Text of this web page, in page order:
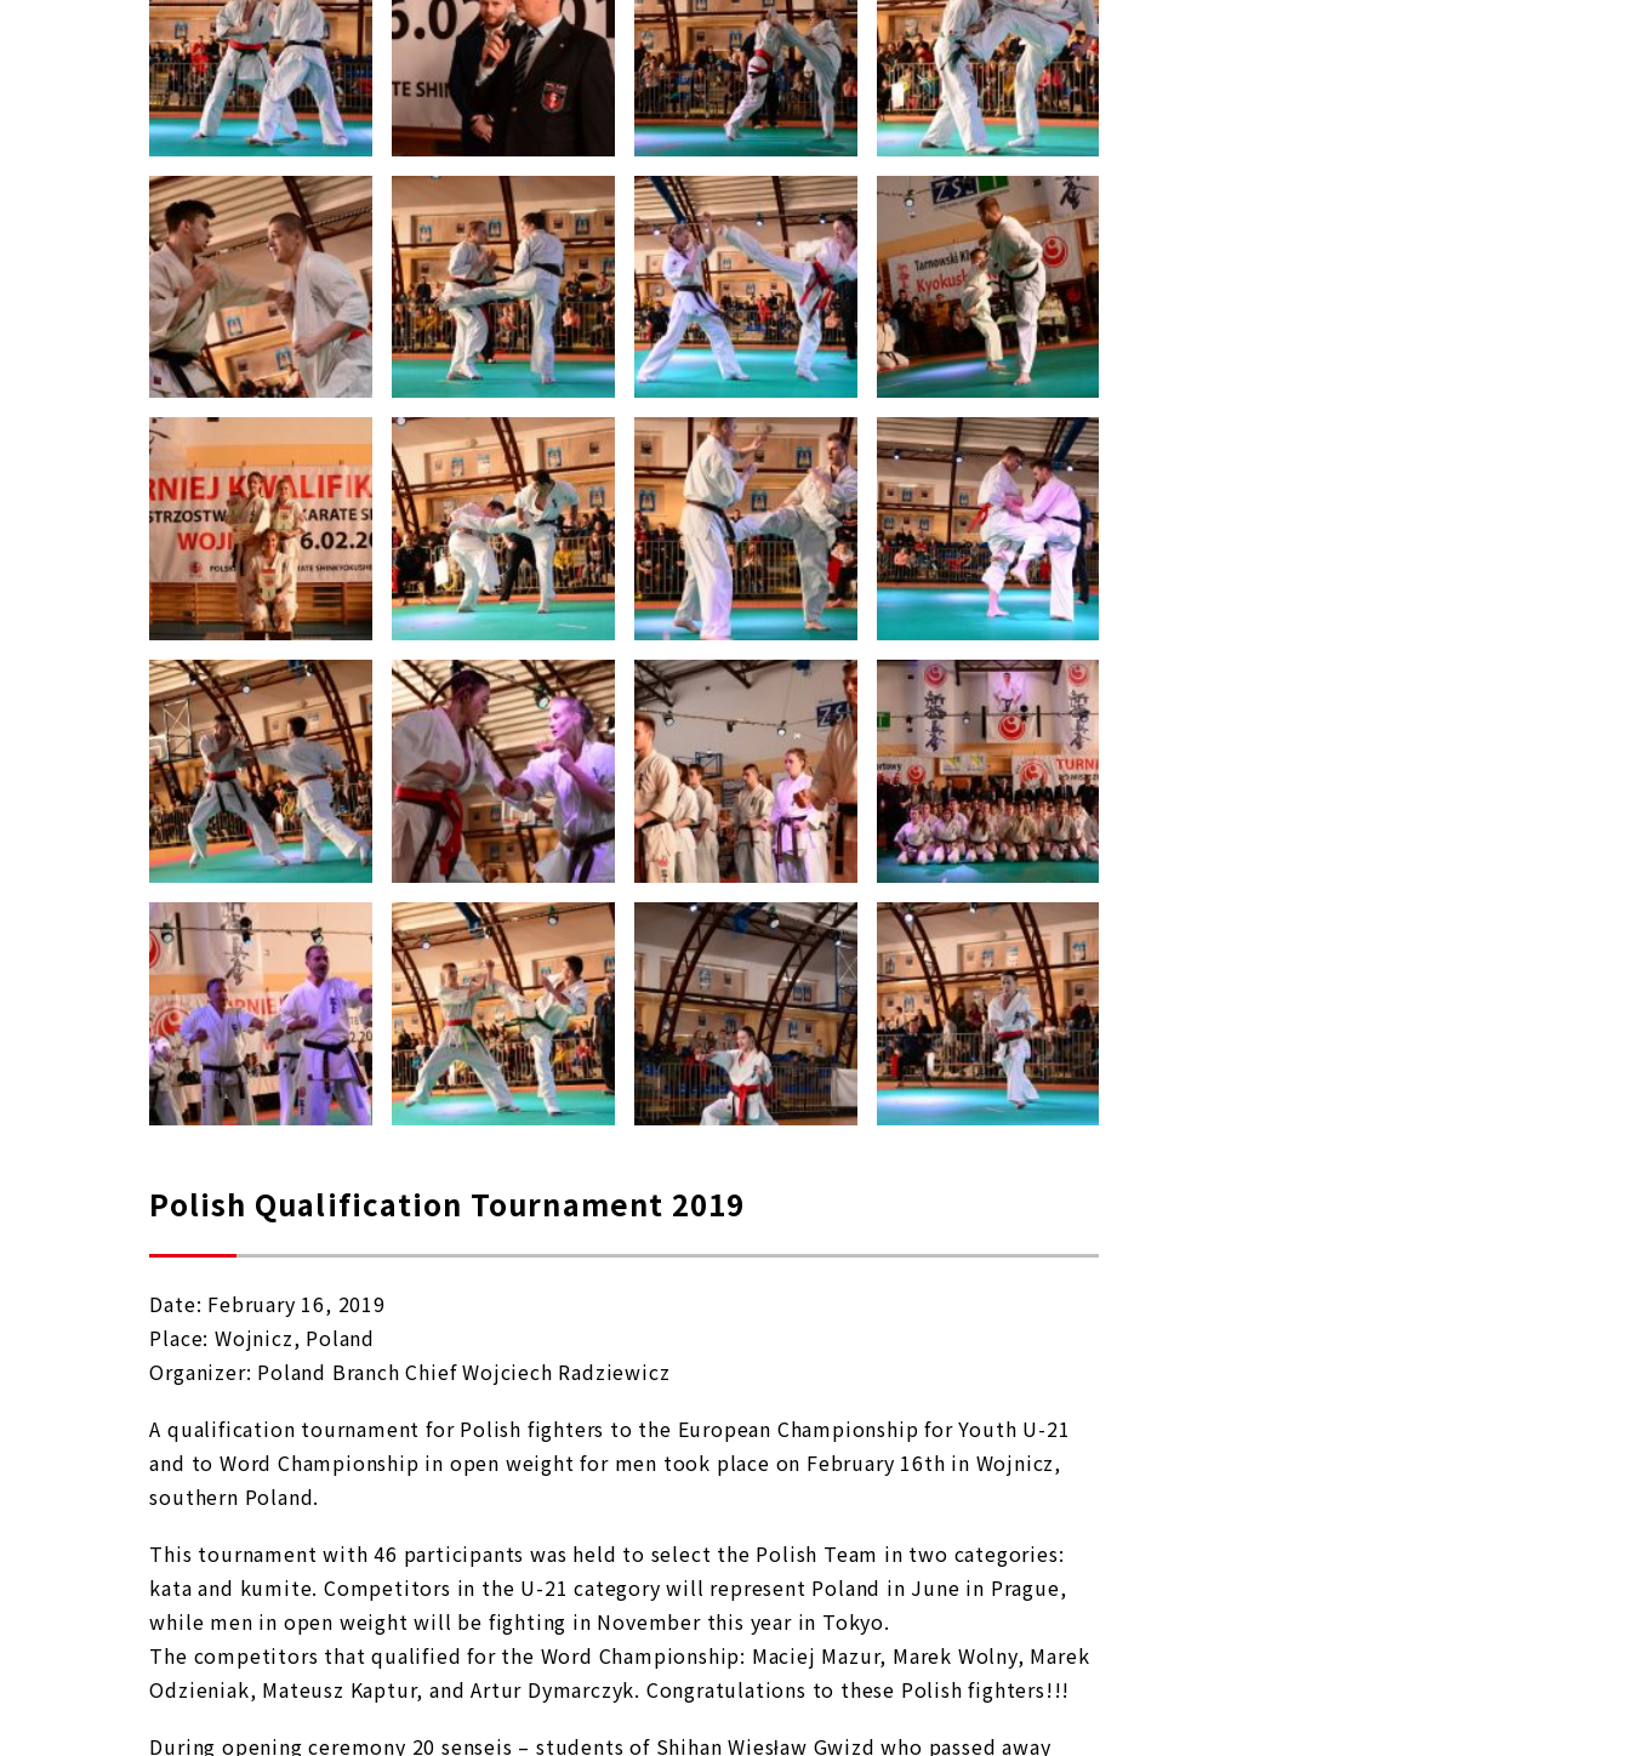
Polish Qualification Tournament 2019
Date: February 16, 2019
Place: Wojnicz, Poland
Organizer: Poland Branch Chief Wojciech Radziewicz
A qualification tournament for Polish fighters to the European Championship for Youth U-21
and to Word Championship in open weight for men took place on February 16th in Wojnicz,
southern Poland.
This tournament with 46 participants was held to select the Polish Team in two categories:
kata and kumite. Competitors in the U-21 category will represent Poland in June in Prague,
while men in open weight will be fighting in November this year in Tokyo.
The competitors that qualified for the Word Championship: Maciej Mazur, Marek Wolny, Marek
Odzieniak, Mateusz Kaptur, and Artur Dymarczyk. Congratulations to these Polish fighters!!!
During opening ceremony 20 senseis – students of Shihan Wiesław Gwizd who passed away